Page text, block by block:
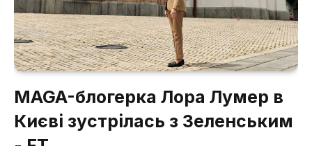
MAGA-блогерка Лора Лумер в
Києві зустрілась з Зеленським